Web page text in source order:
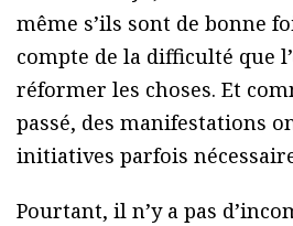
même s’ils sont de bonne
compte de la difficulté que
réformer les choses. Et
passé, des manifestations
initiatives parfois
Pourtant, il n’y a pas